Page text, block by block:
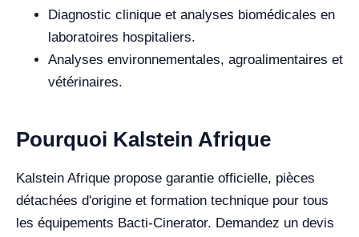
Diagnostic clinique et analyses biomédicales en
laboratoires hospitaliers.
Analyses environnementales, agroalimentaires et
vétérinaires.
Pourquoi Kalstein Afrique
Kalstein Afrique propose garantie officielle, pièces
détachées d'origine et formation technique pour tous
les équipements Bacti-Cinerator. Demandez un devis